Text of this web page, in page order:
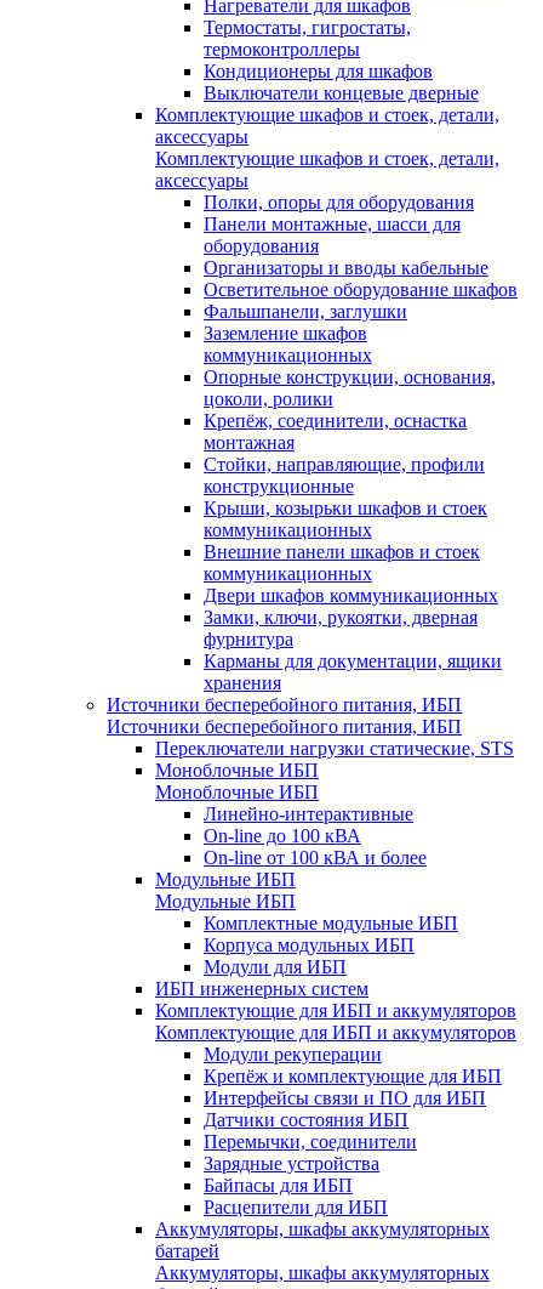
Нагреватели для шкафов
Термостаты, гигростаты,
термоконтроллеры
Кондиционеры для шкафов
Выключатели концевые дверные
Комплектующие шкафов и стоек, детали,
аксессуары
Комплектующие шкафов и стоек, детали,
аксессуары
Полки, опоры для оборудования
Панели монтажные, шасси для
оборудования
Организаторы и вводы кабельные
Осветительное оборудование шкафов
Фальшпанели, заглушки
Заземление шкафов
коммуникационных
Опорные конструкции, основания,
цоколи, ролики
Крепёж, соединители, оснастка
монтажная
Стойки, направляющие, профили
конструкционные
Крыши, козырьки шкафов и стоек
коммуникационных
Внешние панели шкафов и стоек
коммуникационных
Двери шкафов коммуникационных
Замки, ключи, рукоятки, дверная
фурнитура
Карманы для документации, ящики
хранения
Источники бесперебойного питания, ИБП
Источники бесперебойного питания, ИБП
Переключатели нагрузки статические, STS
Моноблочные ИБП
Моноблочные ИБП
Линейно-интерактивные
On-line до 100 кВА
On-line от 100 кВА и более
Модульные ИБП
Модульные ИБП
Комплектные модульные ИБП
Корпуса модульных ИБП
Модули для ИБП
ИБП инженерных систем
Комплектующие для ИБП и аккумуляторов
Комплектующие для ИБП и аккумуляторов
Модули рекуперации
Крепёж и комплектующие для ИБП
Интерфейсы связи и ПО для ИБП
Датчики состояния ИБП
Перемычки, соединители
Зарядные устройства
Байпасы для ИБП
Расцепители для ИБП
Аккумуляторы, шкафы аккумуляторных
батарей
Аккумуляторы, шкафы аккумуляторных